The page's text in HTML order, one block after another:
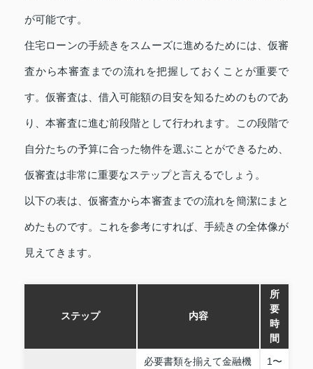
が可能です。
住宅ローンの手続きをスムーズに進めるためには、仮審
査から本審査までの流れを把握しておくことが重要で
す。仮審査は、借入可能額の目安を知るためのものであ
り、本審査に進む前段階として行われます。この段階で
自分たちの予算に合った物件を選ぶことができるため、
仮審査は非常に重要なステップと言えるでしょう。
以下の表は、仮審査から本審査までの流れを簡潔にまと
めたものです。これを参考にすれば、手続きの全体像が
見えてきます。
ステップ 内容
所
要
時
間
必要書類を揃えて金融機
1〜